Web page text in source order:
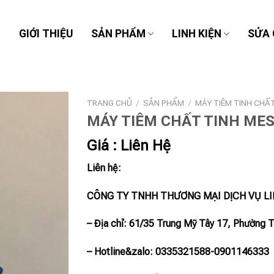
GIỚI THIỆU SẢN PHẨM LINH KIỆN SỬA
TRANG CHỦ / SẢN PHẨM / MÁY TIÊM TINH
MÁY TIÊM CHẤT TINH
Giá : Liên Hệ
Liên hệ:
CÔNG TY TNHH THƯƠNG MẠI DỊCH VỤ
– Địa chỉ: 61/35 Trung Mỹ Tây 17, Phường
– Hotline&zalo: 0335321588-0901146333